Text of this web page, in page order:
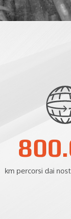
km percorsi dai